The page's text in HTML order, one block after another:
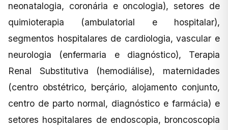
neonatalogia, coronária e oncologia), setores de
quimioterapia (ambulatorial e hospitalar),
segmentos hospitalares de cardiologia, vascular e
neurologia (enfermaria e diagnóstico), Terapia
Renal Substitutiva (hemodiálise), maternidades
(centro obstétrico, berçário, alojamento conjunto,
centro de parto normal, diagnóstico e farmácia) e
setores hospitalares de endoscopia, broncoscopia